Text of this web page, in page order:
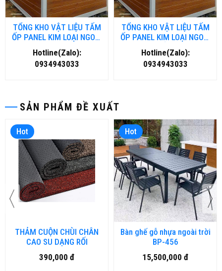
SẢN PHẨM ĐỀ XUẤT
Hot
THẢM CUỘN CHÙI CHÂN
CAO SU DẠNG RỐI
390,000 đ
Hot
Bàn ghế gỗ nhựa ngoài trời
BP-456
15,500,000 đ
TỔNG KHO VẬT LIỆU TẤM
ỐP PANEL KIM LOẠI NGOÀI
TRỜI TẠI ĐÀ NĂNG
Hotline(Zalo):
0934943033
TỔNG KHO VẬT LIỆU TẤM
ỐP PANEL KIM LOẠI NGOÀI
TRỜI TẠI HỒ CHÍ MINH
Hotline(Zalo):
0934943033